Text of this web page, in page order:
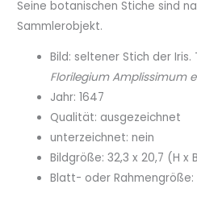
Seine botanischen Stiche sind
Sammlerobjekt.
Bild: seltener Stich der
Florilegium Amplissimum
Jahr: 1647
Qualität: ausgezeichnet
unterzeichnet: nein
Bildgröße: 32,3 x 20,7 (H x
Blatt- oder Rahmengröße: